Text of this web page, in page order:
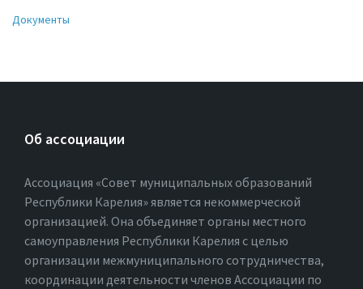
Документы
Об ассоциации
Ассоциация «Совет муниципальных образований
Республики Карелия» является некоммерческой
организацией. Она объединяет органы местного
самоуправления Республики Карелия с целью
организации межмуниципального сотрудничества,
координации деятельности членов Ассоциации по